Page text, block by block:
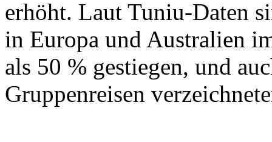
erhöht. Laut Tuniu-Daten
in Europa und Australien
als 50 % gestiegen, und
Gruppenreisen